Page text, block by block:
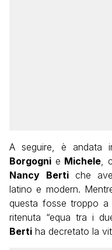
A seguire, è andata
Borgogni e Michele,
Nancy Berti che
latino e modern.
questa fosse troppo a
ritenuta “equa tra i
Berti ha decretato la